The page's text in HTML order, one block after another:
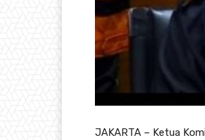
JAKARTA – Ketua